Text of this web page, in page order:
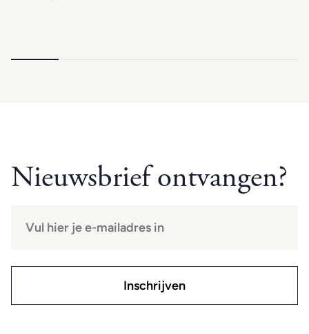
Nieuwsbrief ontvangen?